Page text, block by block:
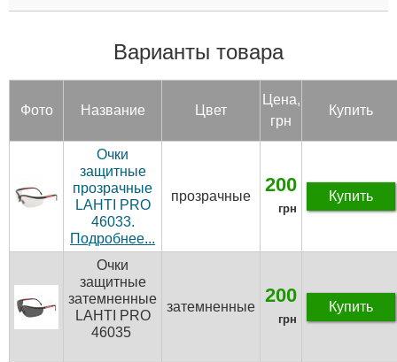
Варианты товара
Фото Название Цвет
Цена,
грн
Купить
Очки
защитные
прозрачные
LAHTI PRO
46033.
Подробнее...
прозрачные
200
грн
Купить
Очки
защитные
затемненные
LAHTI PRO
46035
затемненные
200
грн
Купить